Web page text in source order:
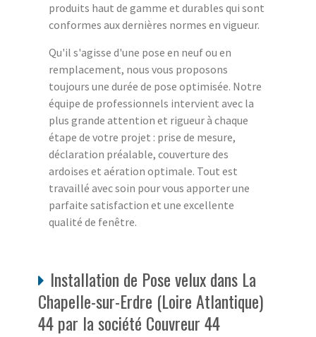
produits haut de gamme et durables qui sont
conformes aux dernières normes en vigueur.
Qu'il s'agisse d'une pose en neuf ou en
remplacement, nous vous proposons
toujours une durée de pose optimisée. Notre
équipe de professionnels intervient avec la
plus grande attention et rigueur à chaque
étape de votre projet : prise de mesure,
déclaration préalable, couverture des
ardoises et aération optimale. Tout est
travaillé avec soin pour vous apporter une
parfaite satisfaction et une excellente
qualité de fenêtre.
Installation de Pose velux dans La
Chapelle-sur-Erdre (Loire Atlantique)
44 par la société Couvreur 44